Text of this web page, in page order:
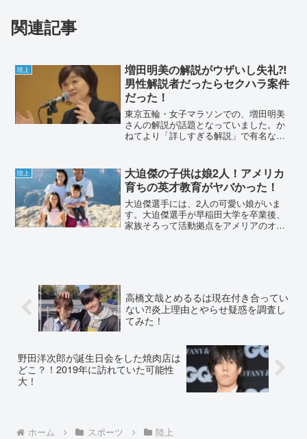
関連記事
陸上
増田明美の解説がウザいし失礼⁈
男性解説者だったらセクハラ案件
だった！
東京五輪・女子マラソンでの、増田明美
さんの解説が話題となっていました。か
ねてより「詳しすぎる解説」で有名な増
が上がった原因を、調査しました。増田
明美の解説がウザいし失礼...
陸上
大迫傑の子供は娘2人！アメリカ
育ちの英才教育がヤバかった！
大迫傑選手には、2人の可愛い娘がいま
す。大迫傑選手が早稲田大学を卒業後、
家族そろって活動拠点をアメリアのオレ
高橋文哉とめるるは現在付き合ってい
ない⁈炎上理由とやらせ疑惑を調査し
てみた！
野田洋次郎が誕生日会をした焼肉店は
どこ？！2019年に訪れていた可能性
大！
ホーム スポーツ 陸上